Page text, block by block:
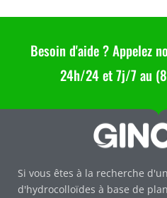
Besoin d'aide ? Appelez
24h/24 et 7j/7 au
Si vous êtes à la recherche
d'hydrocolloïdes à base de